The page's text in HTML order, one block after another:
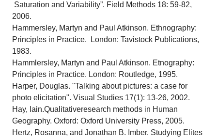
Saturation and Variability”. Field Methods 18: 59-82,
2006.
Hammersley, Martyn and Paul Atkinson. Ethnography:
Principles in Practice. London: Tavistock Publications,
1983.
Hammlersley, Martyn and Paul Atkinson. Etnography:
Principles in Practice. London: Routledge, 1995.
Harper, Douglas. "Talking about pictures: a case for
photo elicitation". Visual Studies 17(1): 13-26, 2002.
Hay, Iain.Qualitativeresearch methods in Human
Geography. Oxford: Oxford University Press, 2005.
Hertz, Rosanna, and Jonathan B. Imber. Studying Elites